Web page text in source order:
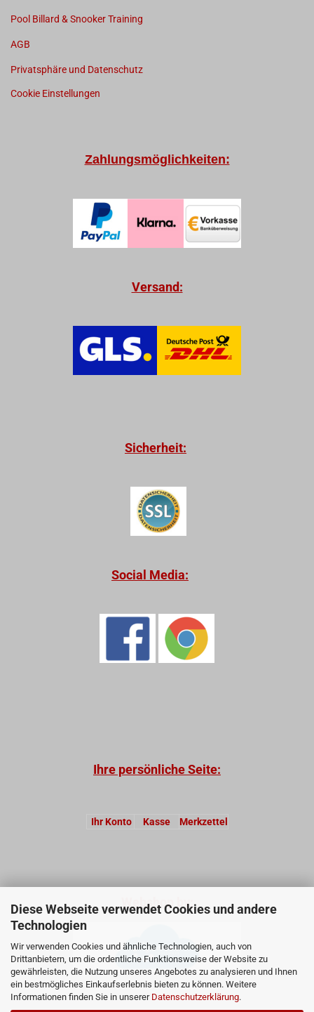
Diese Webseite verwendet Cookies und andere
Technologien
Wir verwenden Cookies und ähnliche Technologien, auch von
Drittanbietern, um die ordentliche Funktionsweise der Website zu
gewährleisten, die Nutzung unseres Angebotes zu analysieren und Ihnen
ein bestmögliches Einkaufserlebnis bieten zu können. Weitere
Informationen finden Sie in unserer Datenschutzerklärung.
Pool Billard & Snooker Training
AGB
Privatsphäre und Datenschutz
Cookie Einstellungen
Zahlungsmöglichkeiten:
Versand:
Sicherheit:
Social Media:
Ihre persönliche Seite:
Ihr Konto Kasse Merkzettel
Webshop by: